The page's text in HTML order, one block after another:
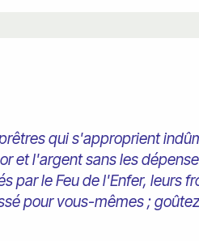
qui s'approprient
et l'argent sans les
par le Feu de l'Enfer, leurs
pour vous-mêmes ;